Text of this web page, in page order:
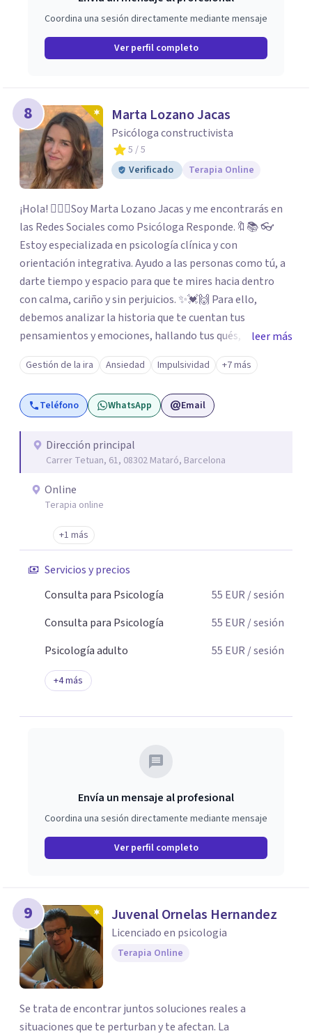
Coordina una sesión directamente mediante mensaje
Ver perfil completo
8 Marta Lozano Jacas
Psicóloga constructivista
5 / 5
Verificado
Terapia Online
¡Hola! 🙋🏼‍♀️Soy Marta Lozano Jacas y me encontrarás en
las Redes Sociales como Psicóloga Responde.🔖📚 👓
Estoy especializada en psicología clínica y con
orientación integrativa. Ayudo a las personas como tú, a
darte tiempo y espacio para que te mires hacia dentro
con calma, cariño y sin perjuicios. ✨💓🙌 Para ello,
debemos analizar la historia que te cuentan tus
pensamientos y emociones, hallando tus qués, tus
cómos, tus porqués, tus cuándos y tus dóndes a lo largo
de tu vida. Así, podrás desenredar el lío que es vivir, podrás
aceptar quien eres: un ser humano que siente, que piensa
y que hace; un ser que se contradice, que tiene dudas y que
leer más
Gestión de la ira Ansiedad Impulsividad +7 más
Teléfono WhatsApp Email
Dirección principal
Carrer Tetuan, 61, 08302 Mataró, Barcelona
Online
Terapia online
+1 más
Servicios y precios
Consulta para Psicología
55 EUR / sesión
Consulta para Psicología
55 EUR / sesión
Psicología adulto
55 EUR / sesión
+4más
Envía un mensaje al profesional
Coordina una sesión directamente mediante mensaje
Ver perfil completo
9 Juvenal Ornelas Hernandez
Licenciado en psicologia
Terapia Online
Se trata de encontrar juntos soluciones reales a
situaciones que te perturban y te afectan. La